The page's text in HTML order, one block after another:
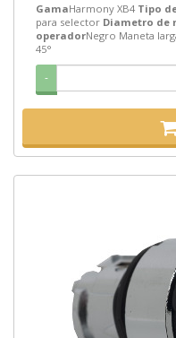
GamaHarmony XB4 Tipo
para selector Diametro de
operadorNegro Maneta
45°
-